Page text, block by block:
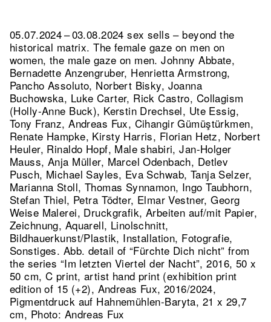
05.07.2024 – 03.08.2024 sex sells – beyond the
historical matrix. The female gaze on men on
women, the male gaze on men. Johnny Abbate,
Bernadette Anzengruber, Henrietta Armstrong,
Pancho Assoluto, Norbert Bisky, Joanna
Buchowska, Luke Carter, Rick Castro, Collagism
(Holly-Anne Buck), Kerstin Drechsel, Ute Essig,
Tony Franz, Andreas Fux, Cihangir Gümüştürkmen,
Renate Hampke, Kirsty Harris, Florian Hetz, Norbert
Heuler, Rinaldo Hopf, Male shabiri, Jan-Holger
Mauss, Anja Müller, Marcel Odenbach, Detlev
Pusch, Michael Sayles, Eva Schwab, Tanja Selzer,
Marianna Stoll, Thomas Synnamon, Ingo Taubhorn,
Stefan Thiel, Petra Tödter, Elmar Vestner, Georg
Weise Malerei, Druckgrafik, Arbeiten auf/mit Papier,
Zeichnung, Aquarell, Linolschnitt,
Bildhauerkunst/Plastik, Installation, Fotografie,
Sonstiges. Abb. detail of “Fürchte Dich nicht” from
the series “Im letzten Viertel der Nacht”, 2016, 50 x
50 cm, C print, artist hand print (exhibition print
edition of 15 (+2), Andreas Fux, 2016/2024,
Pigmentdruck auf Hahnemühlen-Baryta, 21 x 29,7
cm, Photo: Andreas Fux